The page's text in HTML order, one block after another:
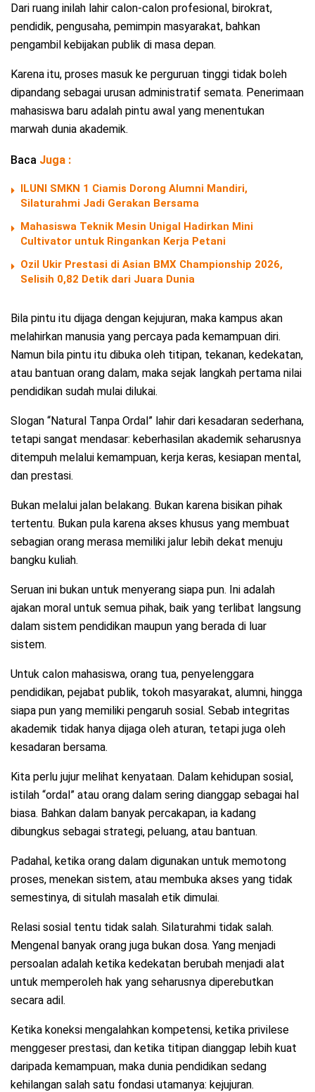
Dari ruang inilah lahir calon-calon profesional, birokrat,
pendidik, pengusaha, pemimpin masyarakat, bahkan
pengambil kebijakan publik di masa depan.
Karena itu, proses masuk ke perguruan tinggi tidak boleh
dipandang sebagai urusan administratif semata. Penerimaan
mahasiswa baru adalah pintu awal yang menentukan
marwah dunia akademik.
Baca Juga :
ILUNI SMKN 1 Ciamis Dorong Alumni Mandiri,
Silaturahmi Jadi Gerakan Bersama
Mahasiswa Teknik Mesin Unigal Hadirkan Mini
Cultivator untuk Ringankan Kerja Petani
Ozil Ukir Prestasi di Asian BMX Championship 2026,
Selisih 0,82 Detik dari Juara Dunia
Bila pintu itu dijaga dengan kejujuran, maka kampus akan
melahirkan manusia yang percaya pada kemampuan diri.
Namun bila pintu itu dibuka oleh titipan, tekanan, kedekatan,
atau bantuan orang dalam, maka sejak langkah pertama nilai
pendidikan sudah mulai dilukai.
Slogan “Natural Tanpa Ordal” lahir dari kesadaran sederhana,
tetapi sangat mendasar: keberhasilan akademik seharusnya
ditempuh melalui kemampuan, kerja keras, kesiapan mental,
dan prestasi.
Bukan melalui jalan belakang. Bukan karena bisikan pihak
tertentu. Bukan pula karena akses khusus yang membuat
sebagian orang merasa memiliki jalur lebih dekat menuju
bangku kuliah.
Seruan ini bukan untuk menyerang siapa pun. Ini adalah
ajakan moral untuk semua pihak, baik yang terlibat langsung
dalam sistem pendidikan maupun yang berada di luar
sistem.
Untuk calon mahasiswa, orang tua, penyelenggara
pendidikan, pejabat publik, tokoh masyarakat, alumni, hingga
siapa pun yang memiliki pengaruh sosial. Sebab integritas
akademik tidak hanya dijaga oleh aturan, tetapi juga oleh
kesadaran bersama.
Kita perlu jujur melihat kenyataan. Dalam kehidupan sosial,
istilah “ordal” atau orang dalam sering dianggap sebagai hal
biasa. Bahkan dalam banyak percakapan, ia kadang
dibungkus sebagai strategi, peluang, atau bantuan.
Padahal, ketika orang dalam digunakan untuk memotong
proses, menekan sistem, atau membuka akses yang tidak
semestinya, di situlah masalah etik dimulai.
Relasi sosial tentu tidak salah. Silaturahmi tidak salah.
Mengenal banyak orang juga bukan dosa. Yang menjadi
persoalan adalah ketika kedekatan berubah menjadi alat
untuk memperoleh hak yang seharusnya diperebutkan
secara adil.
Ketika koneksi mengalahkan kompetensi, ketika privilese
menggeser prestasi, dan ketika titipan dianggap lebih kuat
daripada kemampuan, maka dunia pendidikan sedang
kehilangan salah satu fondasi utamanya: kejujuran.